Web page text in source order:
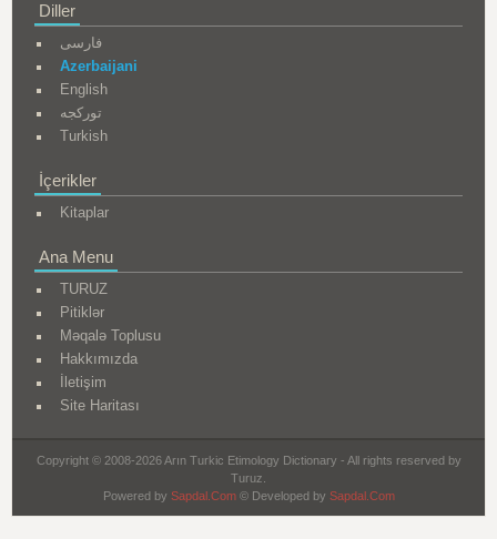
Diller
فارسی
Azerbaijani
English
تورکجه
Turkish
İçerikler
Kitaplar
Ana Menu
TURUZ
Pitiklər
Məqalə Toplusu
Hakkımızda
İletişim
Site Haritası
Copyright © 2008-2026 Arın Turkic Etimology Dictionary - All rights reserved by
Turuz.
Powered by Sapdal.Com© Developed by Sapdal.Com